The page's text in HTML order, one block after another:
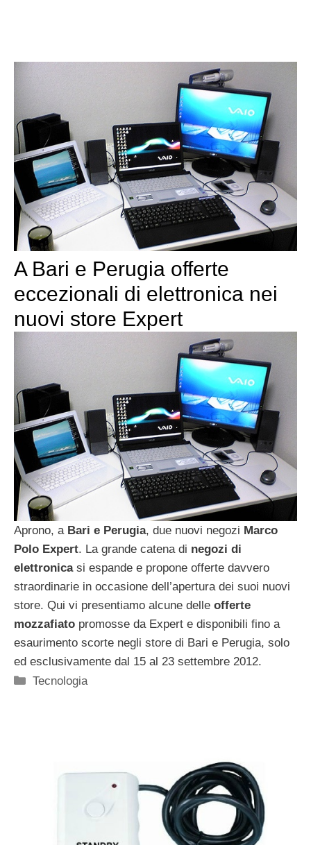
A Bari e Perugia offerte
eccezionali di elettronica nei
nuovi store Expert
Aprono, a Bari e Perugia, due nuovi negozi Marco
Polo Expert. La grande catena di negozi di
elettronicasi espande e propone offerte davvero
straordinarie in occasione dell’apertura dei suoi nuovi
store. Qui vi presentiamo alcune delle offerte
mozzafiato promosse da Expert e disponibili fino a
esaurimento scorte negli store di Bari e Perugia, solo
ed esclusivamente dal 15 al 23 settembre 2012.
Categorie
Tecnologia